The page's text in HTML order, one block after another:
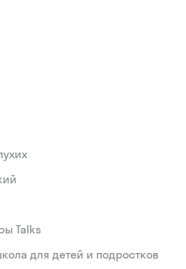
Talks
для детей и подростков